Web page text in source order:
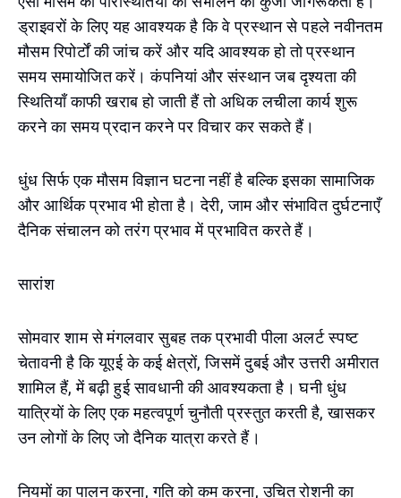
ड्राइवरों के लिए यह आवश्यक है कि वे प्रस्थान से पहले नवीनतम
मौसम रिपोर्टों की जांच करें और यदि आवश्यक हो तो प्रस्थान
समय समायोजित करें। कंपनियां और संस्थान जब दृश्यता की
स्थितियाँ काफी खराब हो जाती हैं तो अधिक लचीला कार्य शुरू
करने का समय प्रदान करने पर विचार कर सकते हैं।
धुंध सिर्फ एक मौसम विज्ञान घटना नहीं है बल्कि इसका सामाजिक
और आर्थिक प्रभाव भी होता है। देरी, जाम और संभावित दुर्घटनाएँ
दैनिक संचालन को तरंग प्रभाव में प्रभावित करते हैं।
सारांश
सोमवार शाम से मंगलवार सुबह तक प्रभावी पीला अलर्ट स्पष्ट
चेतावनी है कि यूएई के कई क्षेत्रों, जिसमें दुबई और उत्तरी अमीरात
शामिल हैं, में बढ़ी हुई सावधानी की आवश्यकता है। घनी धुंध
यात्रियों के लिए एक महत्वपूर्ण चुनौती प्रस्तुत करती है, खासकर
उन लोगों के लिए जो दैनिक यात्रा करते हैं।
नियमों का पालन करना, गति को कम करना, उचित रोशनी का